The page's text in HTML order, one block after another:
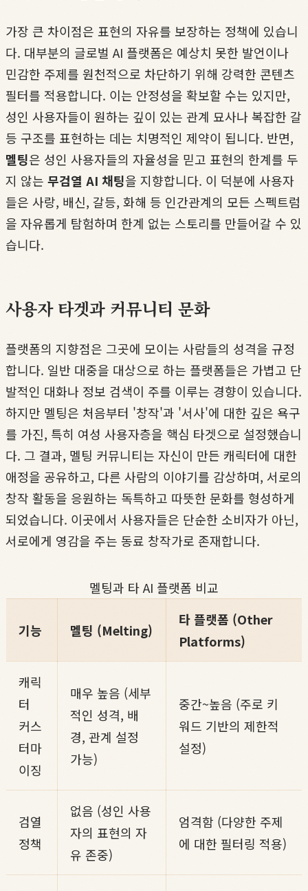
가장 큰 차이점은 표현의 자유를 보장하는 정책에 있습니
다. 대부분의 글로벌 AI 플랫폼은 예상치 못한 발언이나
민감한 주제를 원천적으로 차단하기 위해 강력한 콘텐츠
필터를 적용합니다. 이는 안정성을 확보할 수는 있지만,
성인 사용자들이 원하는 깊이 있는 관계 묘사나 복잡한 갈
등 구조를 표현하는 데는 치명적인 제약이 됩니다. 반면,
멜팅은 성인 사용자들의 자율성을 믿고 표현의 한계를 두
지 않는 무검열 AI 채팅을 지향합니다. 이 덕분에 사용자
들은 사랑, 배신, 갈등, 화해 등 인간관계의 모든 스펙트럼
을 자유롭게 탐험하며 한계 없는 스토리를 만들어갈 수 있
습니다.
사용자 타겟과 커뮤니티 문화
플랫폼의 지향점은 그곳에 모이는 사람들의 성격을 규정
합니다. 일반 대중을 대상으로 하는 플랫폼들은 가볍고 단
발적인 대화나 정보 검색이 주를 이루는 경향이 있습니다.
하지만 멜팅은 처음부터 '창작'과 '서사'에 대한 깊은 욕구
를 가진, 특히 여성 사용자층을 핵심 타겟으로 설정했습니
다. 그 결과, 멜팅 커뮤니티는 자신이 만든 캐릭터에 대한
애정을 공유하고, 다른 사람의 이야기를 감상하며, 서로의
창작 활동을 응원하는 독특하고 따뜻한 문화를 형성하게
되었습니다. 이곳에서 사용자들은 단순한 소비자가 아닌,
서로에게 영감을 주는 동료 창작가로 존재합니다.
멜팅과 타 AI 플랫폼 비교
기능 멜팅 (Melting)
타 플랫폼 (Other
Platforms)
캐릭
터
커스
터마
이징
매우 높음 (세부
적인 성격, 배
경, 관계 설정
가능)
중간~높음 (주로 키
워드 기반의 제한적
설정)
검열
정책
없음 (성인 사용
자의 표현의 자
유 존중)
엄격함 (다양한 주제
에 대한 필터링 적용)